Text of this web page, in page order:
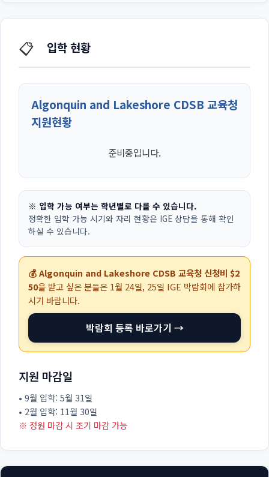
📋 입학 현황
Algonquin and Lakeshore CDSB 교육청
지원현황
준비중입니다.
※ 입학 가능 여부는 학년별로 다를 수 있습니다.
정확한 입학 가능 시기와 자리 현황은 IGE 상담을 통해 확인
하실 수 있습니다.
💰 Algonquin and Lakeshore CDSB 교육청 신청비 $2
50을 받고 싶은 분들은 1월 24일, 25일 IGE 박람회에 참가하
시기 바랍니다.
박람회 등록 바로가기 →
지원 마감일
• 9월 입학: 5월 31일
• 2월 입학: 11월 30일
※ 정원 마감 시 조기 마감 가능